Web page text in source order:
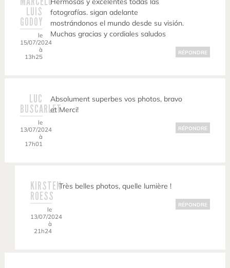
LUIS
GODOY
le
15/07/2024
à
13h25
fotografías. sigan adelante
mostrándonos el mundo desde su visión.
Muchas gracias y cordiales saludos
RÉPONDRE
LUC
BUSCARLET
le
13/07/2024
à
17h01
Absolument superbes vos photos, bravo
et Merci!
RÉPONDRE
KIRSTEN
ROESS
le
13/07/2024
à
21h24
Très belles photos, quelle lumière !
RÉPONDRE